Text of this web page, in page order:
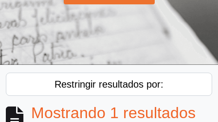
Restringir resultados por:
Mostrando 1 resultados